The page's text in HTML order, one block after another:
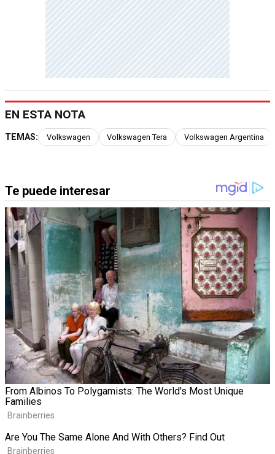
EN ESTA NOTA
TEMAS: Volkswagen Volkswagen Tera Volkswagen Argentina